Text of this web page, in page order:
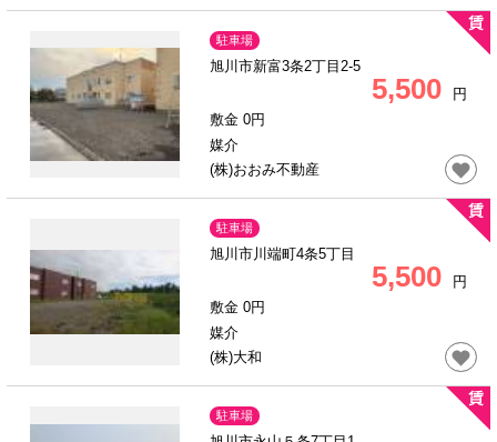
駐車場
旭川市新富3条2丁目2-5
5,500
円
敷金 0円
媒介
(株)おおみ不動産
駐車場
旭川市川端町4条5丁目
5,500
円
敷金 0円
媒介
(株)大和
駐車場